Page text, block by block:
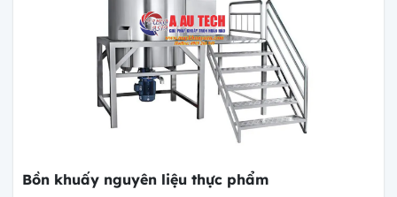
Bồn khuấy nguyên liệu thực phẩm